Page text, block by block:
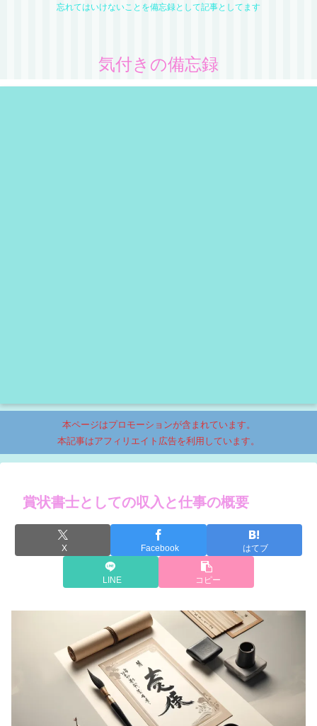
忘れてはいけないことを備忘録として記事としてます
気付きの備忘録
本ページはプロモーションが含まれています。
本記事はアフィリエイト広告を利用しています。
賞状書士としての収入と仕事の概要
X Facebook はてブ
LINE コピー